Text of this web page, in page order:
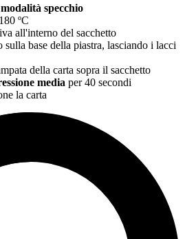
modalità specchio
180 ºC
all'interno del sacchetto
sulla base della piastra, lasciando i lacci
della carta sopra il sacchetto
media per40 secondi
la carta